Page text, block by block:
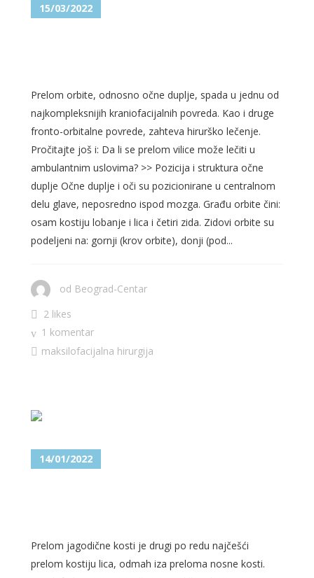
15/03/2022
Prelom orbite, odnosno očne duplje, spada u jednu od
najkompleksnijih kraniofacijalnih povreda. Kao i druge
fronto-orbitalne povrede, zahteva hirurško lečenje.
Pročitajte još i: Da li se prelom vilice može lečiti u
ambulantnim uslovima? >> Pozicija i struktura očne
duplje Očne duplje i oči su pozicionirane u centralnom
delu glave, neposredno ispod mozga. Građu orbite čini:
osam kostiju lobanje i lica i četiri zida. Zidovi orbite su
podeljeni na: gornji (krov orbite), donji (pod...
od Beograd-Centar
2 likes
1 komentar
maksilofacijalna hirurgija
14/01/2022
Prelom jagodične kosti je drugi po redu najčešći
prelom kostiju lica, odmah iza preloma nosne kosti.